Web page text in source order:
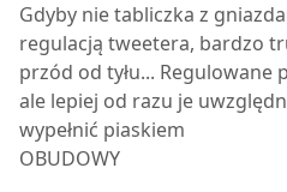
Gdyby nie tabliczka z
regulacją tweetera, bardzo
przód od tyłu... Regulowane
ale lepiej od razu je
wypełnić piaskiem
OBUDOWY